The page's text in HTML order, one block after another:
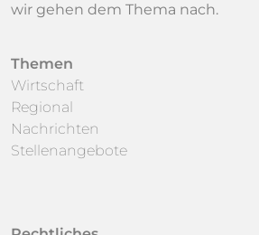
wir gehen dem Thema nach.
Themen
Wirtschaft
Regional
Nachrichten
Stellenangebote